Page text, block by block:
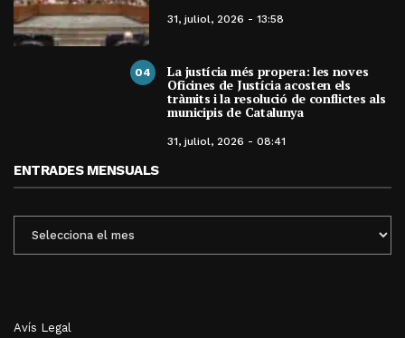
31, juliol, 2026 - 13:58
04 La justícia més propera: les noves
Oficines de Justícia acosten els
tràmits i la resolució de conflictes als
municipis de Catalunya
31, juliol, 2026 - 08:41
ENTRADES MENSUALS
MENSUALS
Avís Legal